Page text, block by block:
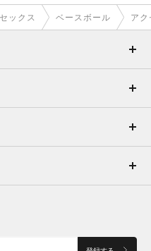
ックス ベースボール ア